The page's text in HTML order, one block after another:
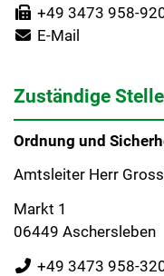
+49 3473 958-
E-Mail
Zuständige Stelle
Ordnung und
Amtsleiter Herr
Markt 1
06449 Aschersleben
+49 3473 958-